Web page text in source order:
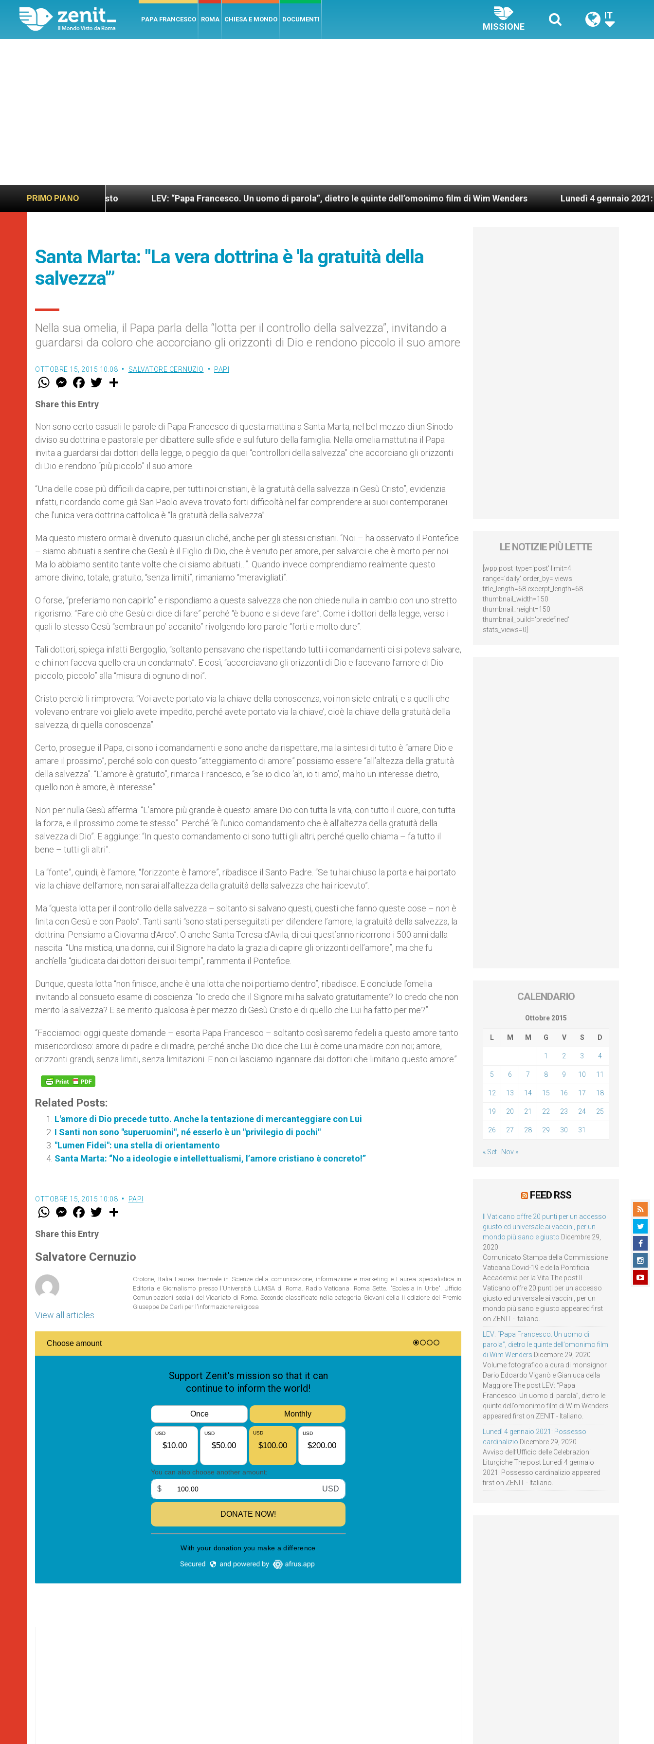
PAPA FRANCESCO ROMA CHIESA E MONDO DOCUMENTI
MISSIONE
IT
PRIMO PIANO
sano e giusto LEV: “Papa Francesco. Un uomo di parola”, dietro le quinte dell’omonimo film di Wim Wenders Lunedì 4 gennaio 2021: Possesso
Santa Marta: "La vera dottrina è 'la gratuità della
salvezza'”
Nella sua omelia, il Papa parla della “lotta per il controllo della salvezza”, invitando a
guardarsi da coloro che accorciano gli orizzonti di Dio e rendono piccolo il suo amore
OTTOBRE 15, 2015 10:08 SALVATORE CERNUZIO PAPI
W
t
s
p
p
M
e
s
e
g
e
r
F
a
e
b
o
k
w
r
Share this Entry
Non sono certo casuali le parole di Papa Francesco di questa mattina a Santa Marta, nel bel mezzo di un Sinodo
diviso su dottrina e pastorale per dibattere sulle sfide e sul futuro della famiglia. Nella omelia mattutina il Papa
invita a guardarsi dai dottori della legge, o peggio da quei “controllori della salvezza” che accorciano gli orizzonti
di Dio e rendono “più piccolo” il suo amore.
“Una delle cose più difficili da capire, per tutti noi cristiani, è la gratuità della salvezza in Gesù Cristo”, evidenzia
infatti, ricordando come già San Paolo aveva trovato forti difficoltà nel far comprendere ai suoi contemporanei
che l’unica vera dottrina cattolica è “la gratuità della salvezza”.
Ma questo mistero ormai è divenuto quasi un cliché, anche per gli stessi cristiani. “Noi – ha osservato il Pontefice
– siamo abituati a sentire che Gesù è il Figlio di Dio, che è venuto per amore, per salvarci e che è morto per noi.
Ma lo abbiamo sentito tante volte che ci siamo abituati…”. Quando invece comprendiamo realmente questo
amore divino, totale, gratuito, “senza limiti”, rimaniamo “meravigliati”.
O forse, “preferiamo non capirlo” e rispondiamo a questa salvezza che non chiede nulla in cambio con uno stretto
rigorismo: “Fare ciò che Gesù ci dice di fare” perché “è buono e si deve fare”. Come i dottori della legge, verso i
quali lo stesso Gesù “sembra un po’ accanito” rivolgendo loro parole “forti e molto dure”.
Tali dottori, spiega infatti Bergoglio, “soltanto pensavano che rispettando tutti i comandamenti ci si poteva salvare,
e chi non faceva quello era un condannato”. E così, “accorciavano gli orizzonti di Dio e facevano l’amore di Dio
piccolo, piccolo” alla “misura di ognuno di noi”.
Cristo perciò li rimprovera: “Voi avete portato via la chiave della conoscenza, voi non siete entrati, e a quelli che
volevano entrare voi glielo avete impedito, perché avete portato via la chiave’, cioè la chiave della gratuità della
salvezza, di quella conoscenza”.
Certo, prosegue il Papa, ci sono i comandamenti e sono anche da rispettare, ma la sintesi di tutto è “amare Dio e
amare il prossimo”, perché solo con questo “atteggiamento di amore” possiamo essere “all’altezza della gratuità
della salvezza”. “L’amore è gratuito”, rimarca Francesco, e “se io dico ‘ah, io ti amo’, ma ho un interesse dietro,
quello non è amore, è interesse”:
Non per nulla Gesù afferma: “L’amore più grande è questo: amare Dio con tutta la vita, con tutto il cuore, con tutta
la forza, e il prossimo come te stesso”. Perché “è l’unico comandamento che è all’altezza della gratuità della
salvezza di Dio”. E aggiunge: “In questo comandamento ci sono tutti gli altri, perché quello chiama – fa tutto il
bene – tutti gli altri”.
La “fonte”, quindi, è l’amore; “l’orizzonte è l’amore”, ribadisce il Santo Padre. “Se tu hai chiuso la porta e hai portato
via la chiave dell’amore, non sarai all’altezza della gratuità della salvezza che hai ricevuto”.
Ma “questa lotta per il controllo della salvezza – soltanto si salvano questi, questi che fanno queste cose – non è
finita con Gesù e con Paolo”. Tanti santi “sono stati perseguitati per difendere l’amore, la gratuità della salvezza, la
dottrina. Pensiamo a Giovanna d’Arco”. O anche Santa Teresa d’Avila, di cui quest’anno ricorrono i 500 anni dalla
nascita: “Una mistica, una donna, cui il Signore ha dato la grazia di capire gli orizzonti dell’amore”, ma che fu
anch’ella “giudicata dai dottori dei suoi tempi”, rammenta il Pontefice.
Dunque, questa lotta “non finisce, anche è una lotta che noi portiamo dentro”, ribadisce. E conclude l’omelia
invitando al consueto esame di coscienza: “Io credo che il Signore mi ha salvato gratuitamente? Io credo che non
merito la salvezza? E se merito qualcosa è per mezzo di Gesù Cristo e di quello che Lui ha fatto per me?”.
“Facciamoci oggi queste domande – esorta Papa Francesco – soltanto così saremo fedeli a questo amore tanto
misericordioso: amore di padre e di madre, perché anche Dio dice che Lui è come una madre con noi; amore,
orizzonti grandi, senza limiti, senza limitazioni. E non ci lasciamo ingannare dai dottori che limitano questo amore”.
Related Posts:
L'amore di Dio precede tutto. Anche la tentazione di mercanteggiare con Lui
I Santi non sono "superuomini", né esserlo è un "privilegio di pochi"
"Lumen Fidei": una stella di orientamento
Santa Marta: “No a ideologie e intellettualismi, l’amore cristiano è concreto!”
OTTOBRE 15, 2015 10:08 PAPI
W
t
s
p
p
M
e
s
e
g
e
F
a
e
b
o
k
w
r
Share this Entry
Salvatore Cernuzio
View all articles
Crotone, Italia Laurea triennale in Scienze della comunicazione, informazione e marketing e Laurea specialistica in
Editoria e Giornalismo presso l'Università LUMSA di Roma. Radio Vaticana. Roma Sette. "Ecclesia in Urbe". Ufficio
Comunicazioni sociali del Vicariato di Roma. Secondo classificato nella categoria Giovani della II edizione del Premio
Giuseppe De Carli per l'informazione religiosa
LE NOTIZIE PIÙ LETTE
[wpp post_type='post' limit=4
range='daily' order_by='views'
title_length=68 excerpt_length=68
thumbnail_width=150
thumbnail_height=150
thumbnail_build='predefined'
stats_views=0]
CALENDARIO
Ottobre 2015
L M M G V S D
1 2 3 4
5 6 7 8 9 10 11
12 13 14 15 16 17 18
19 20 21 22 23 24 25
26 27 28 29 30 31
« Set Nov »
FEED RSS
Il Vaticano offre 20 punti per un accesso
giusto ed universale ai vaccini, per un
mondo più sano e giusto Dicembre 29,
2020
Comunicato Stampa della Commissione
Vaticana Covid-19 e della Pontificia
Accademia per la Vita The post Il
Vaticano offre 20 punti per un accesso
giusto ed universale ai vaccini, per un
mondo più sano e giusto appeared first
on ZENIT - Italiano.
LEV: “Papa Francesco. Un uomo di
parola”, dietro le quinte dell’omonimo film
di Wim Wenders Dicembre 29, 2020
Volume fotografico a cura di monsignor
Dario Edoardo Viganò e Gianluca della
Maggiore The post LEV: “Papa
Francesco. Un uomo di parola”, dietro le
quinte dell’omonimo film di Wim Wenders
appeared first on ZENIT - Italiano.
Lunedì 4 gennaio 2021: Possesso
cardinalizio Dicembre 29, 2020
Avviso dell’Ufficio delle Celebrazioni
Liturgiche The post Lunedì 4 gennaio
2021: Possesso cardinalizio appeared
first on ZENIT - Italiano.